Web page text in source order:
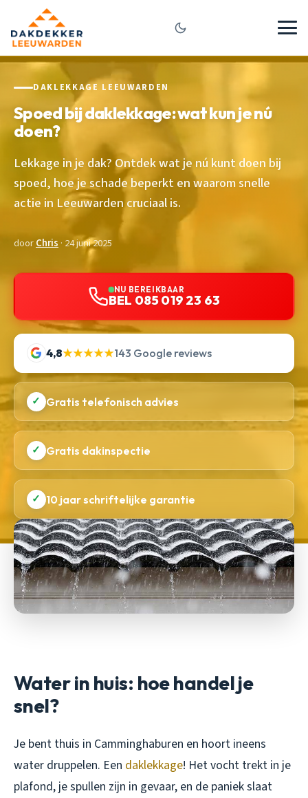
DAKLEKKAGE LEEUWARDEN
Spoed bij daklekkage: wat kun je nú
doen?
Lekkage in je dak? Ontdek wat je nú kunt doen bij
spoed, hoe je schade beperkt en waarom snelle
actie in Leeuwarden cruciaal is.
doorChris · 24 juni 2025
NU BEREIKBAAR
BEL 085 019 23 63
4,8★★★★★143 Google reviews
✓ Gratis telefonisch advies
✓ Gratis dakinspectie
✓ 10 jaar schriftelijke garantie
Water in huis: hoe handel je
snel?
Je bent thuis in Camminghaburen en hoort ineens
water druppelen. Een daklekkage! Het vocht trekt in je
plafond, je spullen zijn in gevaar, en de paniek slaat